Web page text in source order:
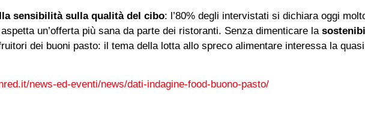
sensibilità sulla qualità del cibo: l’80% degli intervistati si dichiara oggi
un’offerta più sana da parte dei ristoranti. Senza dimenticare la
dei buoni pasto: il tema della lotta allo spreco alimentare interessa la
news-ed-eventi/news/dati-indagine-food-buono-pasto/